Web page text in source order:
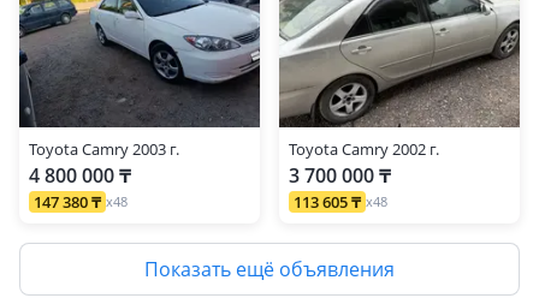
Toyota Camry 2003 г.
4 800 000 ₸
147 380 ₸ x48
Toyota Camry 2002 г.
3 700 000 ₸
113 605 ₸ x48
Показать ещё объявления